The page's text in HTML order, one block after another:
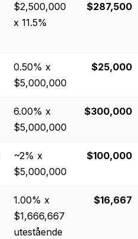
$2,500,000
x 11.5%
$287,500
0.50% x
$5,000,000
$25,000
6.00% x
$5,000,000
$300,000
~2% x
$5,000,000
$100,000
1.00% x
$1,666,667
utestående
$16,667